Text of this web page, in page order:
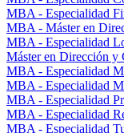
MBA - Especialidad
MBA - Máster en
MBA - Especialidad
Máster en Dirección y
MBA - Especialidad
MBA - Especialidad
MBA - Especialidad
MBA - Especialidad
MBA - Especialidad